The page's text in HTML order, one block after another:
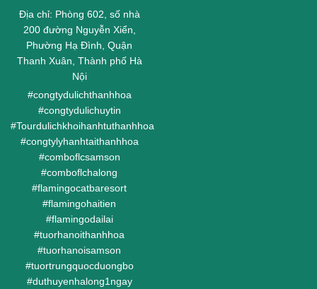
Địa chỉ: Phòng 602, số nhà
200 đường Nguyễn Xiển,
Phường Hạ Đình, Quận
Thanh Xuân, Thành phố Hà
Nội
#congtydulichthanhhoa
#congtydulichuytin
#Tourdulichkhoihanhtuthanhhoa
#congtylyhanhtaithanhhoa
#comboflcsamson
#comboflchalong
#flamingocatbaresort
#flamingohaitien
#flamingodailai
#tuorhanoithanhhoa
#tuorhanoisamson
#tuortrungquocduongbo
#duthuyenhalong1ngay